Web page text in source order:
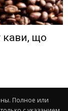
кави, що
Полное или